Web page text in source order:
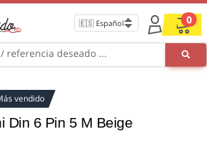
0
referencia deseado ...
vendido
Din 6 Pin 5 M Beige